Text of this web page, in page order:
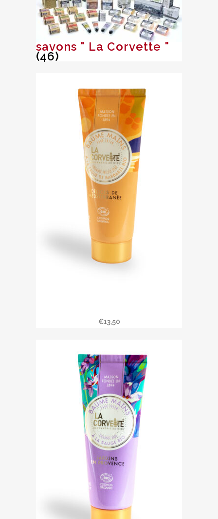
savons " La Corvette "
(46)
€13,50